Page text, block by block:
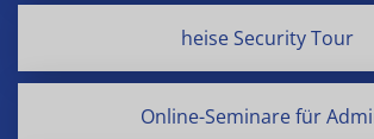
heise Security Tour
Online-Seminare für